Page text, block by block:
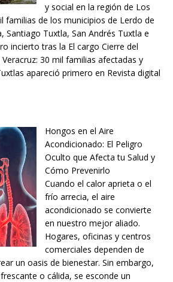
y social en la región de Los
familias de los municipios de Lerdo de
Santiago Tuxtla, San Andrés Tuxtla e
incierto tras la El cargo Cierre del
30 mil familias afectadas y
apareció primero en Revista digital
Hongos en el Aire
Acondicionado: El Peligro
Oculto que Afecta tu Salud y
Cómo Prevenirlo
Cuando el calor aprieta o el
frío arrecia, el aire
acondicionado se convierte
en nuestro mejor aliado.
Hogares, oficinas y centros
comerciales dependen de
un oasis de bienestar. Sin embargo,
o cálida, se esconde un